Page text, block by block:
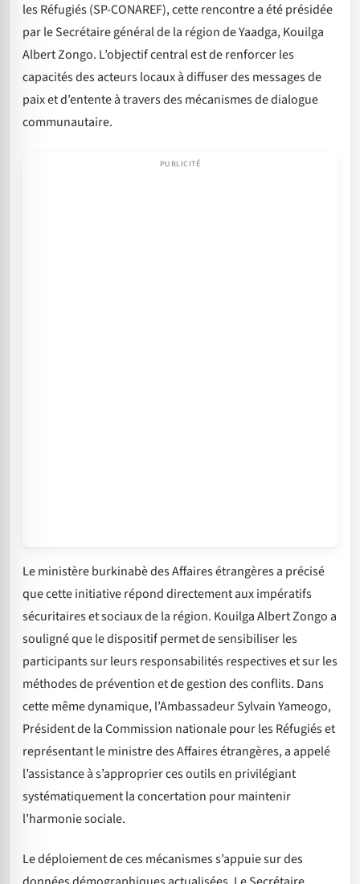
les Réfugiés (SP-CONAREF), cette rencontre a été présidée
par le Secrétaire général de la région de Yaadga, Kouilga
Albert Zongo. L’objectif central est de renforcer les
capacités des acteurs locaux à diffuser des messages de
paix et d’entente à travers des mécanismes de dialogue
communautaire.
Le ministère burkinabè des Affaires étrangères a précisé
que cette initiative répond directement aux impératifs
sécuritaires et sociaux de la région. Kouilga Albert Zongo a
souligné que le dispositif permet de sensibiliser les
participants sur leurs responsabilités respectives et sur les
méthodes de prévention et de gestion des conflits. Dans
cette même dynamique, l’Ambassadeur Sylvain Yameogo,
Président de la Commission nationale pour les Réfugiés et
représentant le ministre des Affaires étrangères, a appelé
l’assistance à s’approprier ces outils en privilégiant
systématiquement la concertation pour maintenir
l’harmonie sociale.
Le déploiement de ces mécanismes s’appuie sur des